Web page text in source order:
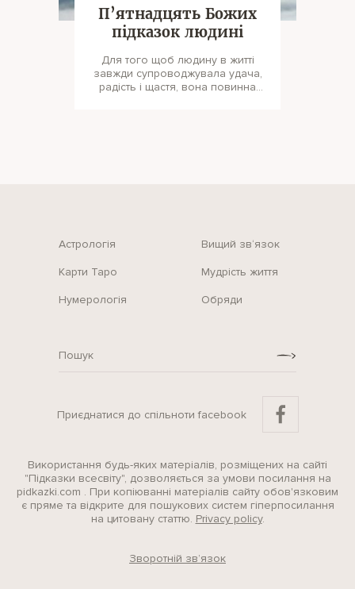
П’ятнадцять Божих
підказок людині
Для того щоб людину в житті
завжди супроводжувала удача,
радість і щастя, вона повинна
Астрологія Вищий зв‘язок
Карти Таро Мудрість життя
Нумерологія Обряди
Приєднатися до спільноти facebook
Використання будь-яких матеріалів, розміщених на сайті
"Підказки всесвіту", дозволяється за умови посилання на
pidkazki.com . При копіюванні матеріалів сайту обов'язковим
є пряме та відкрите для пошукових систем гіперпосилання
на цитовану статтю. Privacy policy.
Зворотній зв’язок